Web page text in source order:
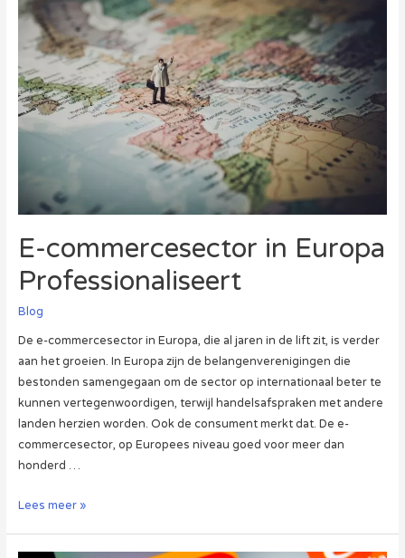
webshopfenomeen
E-commercesector in Europa
Professionaliseert
Blog
De e-commercesector in Europa, die al jaren in de lift zit, is verder
aan het groeien. In Europa zijn de belangenverenigingen die
bestonden samengegaan om de sector op internationaal beter te
kunnen vertegenwoordigen, terwijl handelsafspraken met andere
landen herzien worden. Ook de consument merkt dat. De e-
commercesector, op Europees niveau goed voor meer dan
honderd …
E-
Lees meer »